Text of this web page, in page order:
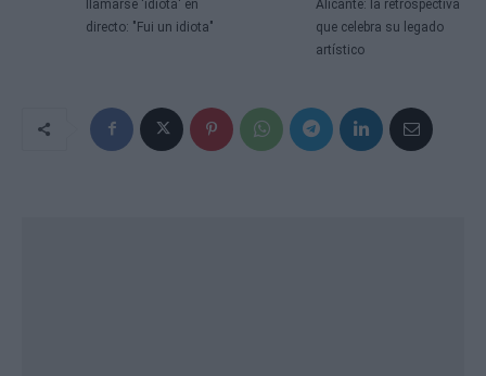
llamarse 'idiota' en
directo: "Fui un idiota"
Alicante: la retrospectiva
que celebra su legado
artístico